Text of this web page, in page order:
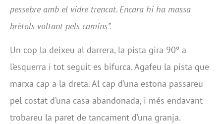
pessebre amb el vidre trencat. Encara hi ha massa
brètols voltant pels camins”.
Un cop la deixeu al darrera, la pista gira 90º a
l’esquerra i tot seguit es bifurca. Agafeu la pista que
marxa cap a la dreta. Al cap d’una estona passareu
pel costat d’una casa abandonada, i més endavant
trobareu la paret de tancament d’una granja.